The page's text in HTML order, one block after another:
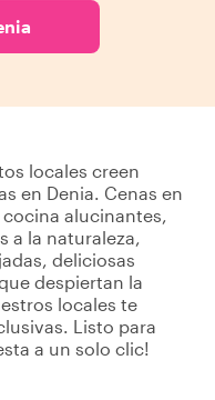
locales creen
en Denia. Cenas en
alucinantes,
a la naturaleza,
deliciosas
despiertan la
locales te
Listo para
a un solo clic!